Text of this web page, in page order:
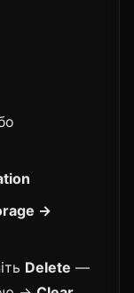
→
Delete —